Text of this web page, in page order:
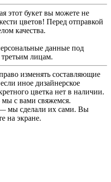
этот букет вы можете не
цветов! Перед отправкой
качества.
данные под
лицам.
изменять составляющие
иное дизайнерское
цветка нет в наличии.
с вами свяжемся.
мы сделали их сами. Вы
на экране.